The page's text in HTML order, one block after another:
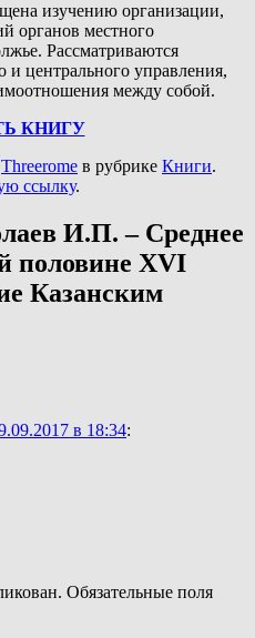
изучению организации,
органов местного
Рассматриваются
и центрального управления,
между собой.
КНИГУ
Threerome в рубрике Книги.
ссылку.
И.П. – Среднее
половине XVI
Казанским
в 18:34:
Обязательные поля